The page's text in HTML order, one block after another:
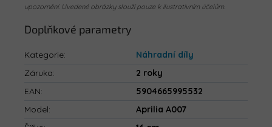
upozornění. Uvedené obrázky slouží pouze k ilustrativním účelům.
Doplňkové parametry
Kategorie:
Náhradní díly
Záruka:
2 roky
EAN:
5904665995532
Model:
Aprilia A007